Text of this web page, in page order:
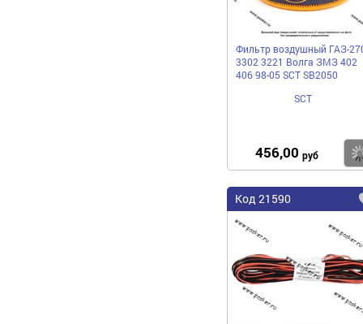
Фильтр воздушный ГАЗ-
3302 3221 Волга ЗМЗ 402
406 98-05 SCT SB2050
SCT
456,00 руб
Код 21590